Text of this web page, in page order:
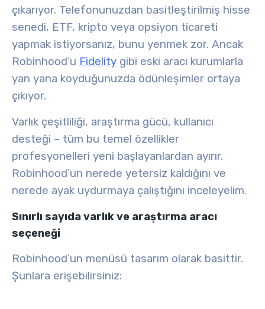
çıkarıyor. Telefonunuzdan basitleştirilmiş hisse
senedi, ETF, kripto veya opsiyon ticareti
yapmak istiyorsanız, bunu yenmek zor. Ancak
Robinhood’u Fidelity gibi eski aracı kurumlarla
yan yana koyduğunuzda ödünleşimler ortaya
çıkıyor.
Varlık çeşitliliği, araştırma gücü, kullanıcı
desteği – tüm bu temel özellikler
profesyonelleri yeni başlayanlardan ayırır.
Robinhood’un nerede yetersiz kaldığını ve
nerede ayak uydurmaya çalıştığını inceleyelim.
Sınırlı sayıda varlık ve araştırma aracı
seçeneği
Robinhood’un menüsü tasarım olarak basittir.
Şunlara erişebilirsiniz: